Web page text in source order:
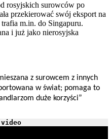
rosyjskich surowców po
przekierować swój eksport na
m.in. do Singapuru.
i już jako nierosyjska
z surowcem z innych
w świat; pomaga to
duże korzyści”